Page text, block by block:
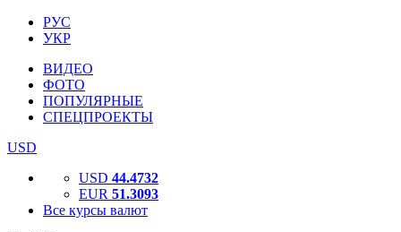
РУС
УКР
ВИДЕО
ФОТО
ПОПУЛЯРНЫЕ
СПЕЦПРОЕКТЫ
USD
USD 44.4732
EUR 51.3093
Все курсы валют